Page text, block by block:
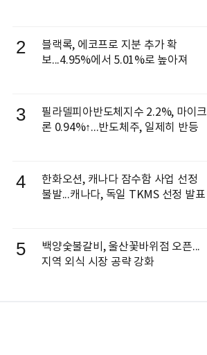
2
블랙록, 에코프로 지분 추가 확
보...4.95%에서 5.01%로 높아져
3
필라델피아반도체지수 2.2%, 마이크
론 0.94%↑...반도체주, 일제히 반등
4
한화오션, 캐나다 잠수함 사업 선정
불발...캐나다, 독일 TKMS 선정 발표
5
백양숯불갈비, 울산꽃바위점 오픈...
지역 외식 시장 공략 강화